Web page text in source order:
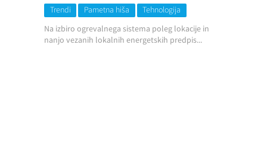
Trendi Pametna hiša
Tehnologija
Na izbiro ogrevalnega sistema poleg lokacije in
nanjo vezanih lokalnih energetskih predpis...